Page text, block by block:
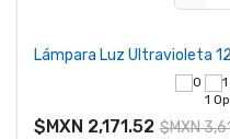
Lámpara Luz Ultravioleta
1
$MXN 2,171.52 $MXN